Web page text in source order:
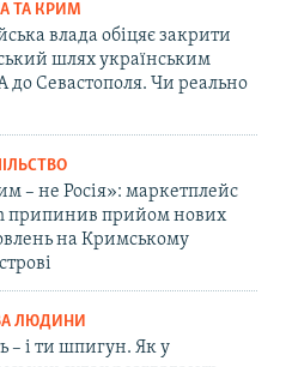
ТА КРИМ
влада обіцяє закрити
шлях українським
до Севастополя. Чи реально
– не Росія»: маркетплейс
припинив прийом нових
на Кримському
ЛЮДИНИ
– і ти шпигун. Як у